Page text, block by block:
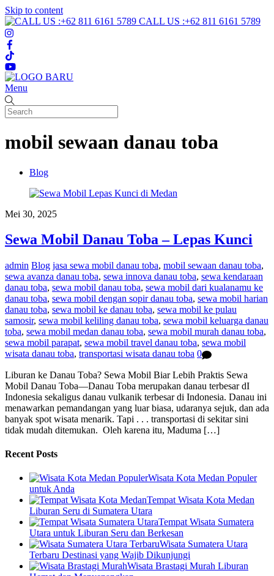
Skip to content
CALL US :+62 811 6161 5789
Menu
mobil sewaan danau toba
Blog
Mei 30, 2025
Sewa Mobil Danau Toba – Lepas Kunci
admin Blog jasa sewa mobil danau toba, mobil sewaan danau toba,
sewa avanza danau toba, sewa innova danau toba, sewa kendaraan
danau toba, sewa mobil danau toba, sewa mobil dari kualanamu ke
danau toba, sewa mobil dengan sopir danau toba, sewa mobil harian
danau toba, sewa mobil ke danau toba, sewa mobil ke pulau
samosir, sewa mobil keliling danau toba, sewa mobil keluarga danau
toba, sewa mobil medan danau toba, sewa mobil murah danau toba,
sewa mobil parapat, sewa mobil travel danau toba, sewa mobil
wisata danau toba, transportasi wisata danau toba 0
Liburan ke Danau Toba? Sewa Mobil Biar Lebih Praktis Sewa
Mobil Danau Toba—Danau Toba merupakan danau terbesar dI
Indonesia sekaligus danau vulkanik terbesar di Indonesia. Danau ini
menawarkan pemandangan yang luar biasa, udaranya sejuk, dan ada
banyak spot wisata menarik. Tapi . . . transportasi di sekitar sini
tidak mudah ditemukan. Oleh karena itu, Maduma […]
Recent Posts
Wisata Kota Medan Populer
untuk Anda
Tempat Wisata Kota Medan
Liburan Seru di Sumatera Utara
Tempat Wisata Sumatera
Utara untuk Liburan Seru dan Berkesan
Wisata Sumatera Utara
Terbaru Destinasi yang Wajib Dikunjungi
Wisata Brastagi Murah Liburan